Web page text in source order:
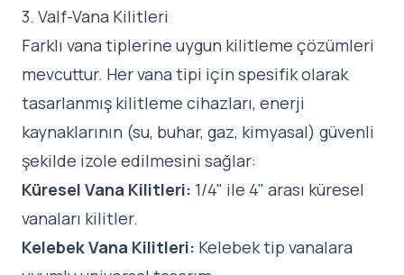
3. Valf-Vana Kilitleri
Farklı vana tiplerine uygun kilitleme çözümleri
mevcuttur. Her vana tipi için spesifik olarak
tasarlanmış kilitleme cihazları, enerji
kaynaklarının (su, buhar, gaz, kimyasal) güvenli
şekilde izole edilmesini sağlar:
Küresel Vana Kilitleri: 1/4" ile 4" arası küresel
vanaları kilitler.
Kelebek Vana Kilitleri: Kelebek tip vanalara